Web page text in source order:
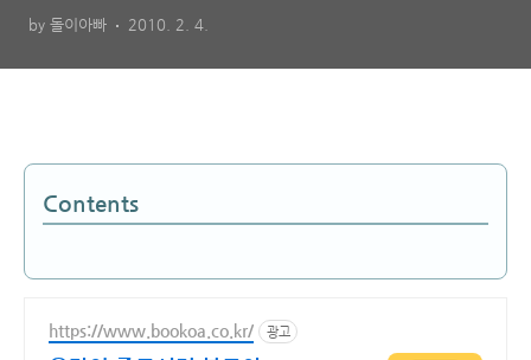
by 돌이아빠 2010. 2. 4.
Contents
https://www.bookoa.co.kr/ 광고